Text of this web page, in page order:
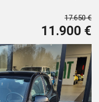
17.650 €
11.900 €